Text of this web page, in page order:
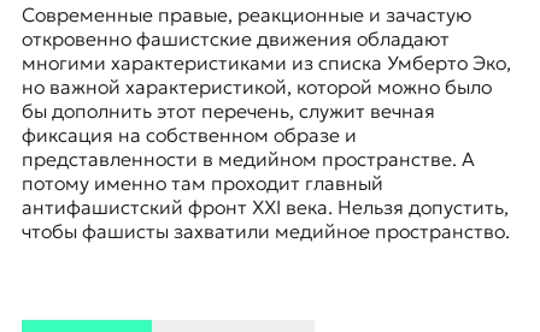
Современные правые, реакционные и зачастую
откровенно фашистские движения обладают
многими характеристиками из списка Умберто Эко,
но важной характеристикой, которой можно было
бы дополнить этот перечень, служит вечная
фиксация на собственном образе и
представленности в медийном пространстве. А
потому именно там проходит главный
антифашистский фронт XXI века. Нельзя допустить,
чтобы фашисты захватили медийное пространство.